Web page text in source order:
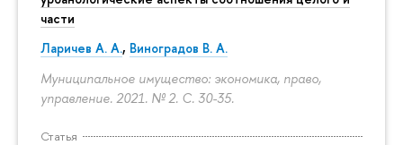
части
Ларичев А. А., Виноградов В. А.
Муниципальное имущество: экономика, право,
управление. 2021. № 2. С. 30-35.
Статья